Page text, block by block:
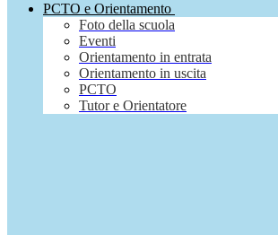
PCTO e Orientamento
Foto della scuola
Eventi
Orientamento in entrata
Orientamento in uscita
PCTO
Tutor e Orientatore